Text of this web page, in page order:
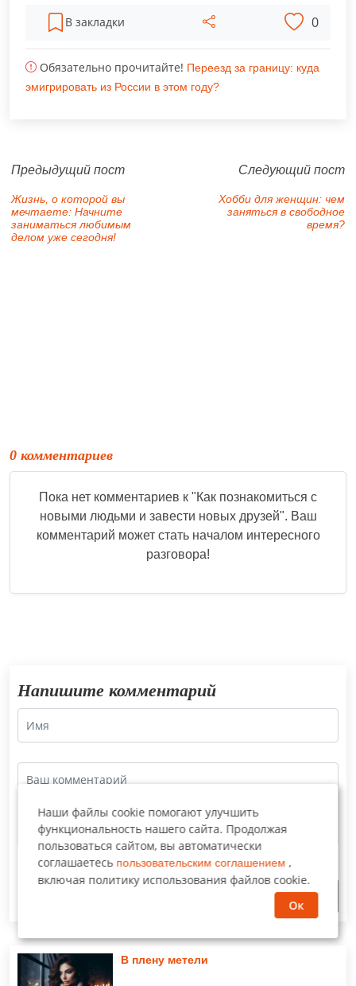
В закладки 0
Обязательно прочитайте! Переезд за границу: куда
эмигрировать из России в этом году?
Предыдущий пост
Жизнь, о которой вы
мечтаете: Начните
заниматься любимым
делом уже сегодня!
Следующий пост
Хобби для женщин: чем
заняться в свободное
время?
0 комментариев
Пока нет комментариев к "Как познакомиться с
новыми людьми и завести новых друзей". Ваш
комментарий может стать началом интересного
разговора!
Напишите комментарий
Отправить
В плену метели
Наши файлы cookie помогают улучшить
функциональность нашего сайта. Продолжая
пользоваться сайтом, вы автоматически
соглашаетесь пользовательским соглашением ,
включая политику использования файлов cookie.
Ок